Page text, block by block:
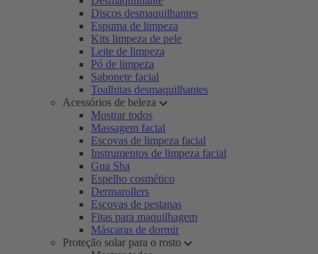
Discos desmaquilhantes
Espuma de limpeza
Kits limpeza de pele
Leite de limpeza
Pó de limpeza
Sabonete facial
Toalhitas desmaquilhantes
Acessórios de beleza
Mostrar todos
Massagem facial
Escovas de limpeza facial
Instrumentos de limpeza facial
Gua Sha
Espelho cosmético
Dermarollers
Escovas de pestanas
Fitas para maquilhagem
Máscaras de dormir
Proteção solar para o rosto